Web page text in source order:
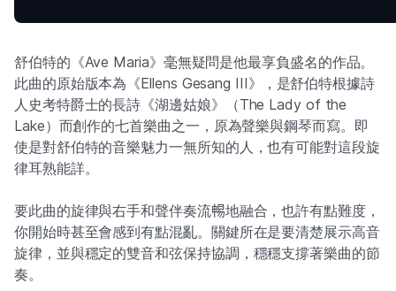
舒伯特的《Ave Maria》毫無疑問是他最享負盛名的作品。
此曲的原始版本為《Ellens Gesang III》，是舒伯特根據詩
人史考特爵士的長詩《湖邊姑娘》（The Lady of the
Lake）而創作的七首樂曲之一，原為聲樂與鋼琴而寫。即
使是對舒伯特的音樂魅力一無所知的人，也有可能對這段旋
律耳熟能詳。
要此曲的旋律與右手和聲伴奏流𣈱地融合，也許有點難度，
你開始時甚至會感到有點混亂。關鍵所在是要清楚展示高音
旋律，並與穩定的雙音和弦保持協調，穩穩支撐著樂曲的節
奏。